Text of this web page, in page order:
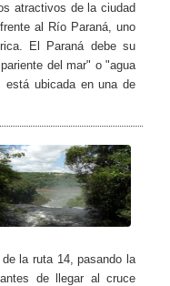
atractivos de la ciudad
al Río Paraná, uno
El Paraná debe su
del mar" o "agua
ubicada en una de
la ruta 14, pasando la
de llegar al cruce